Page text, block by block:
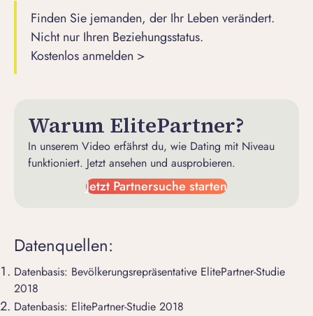
Finden Sie jemanden, der Ihr Leben verändert.
Nicht nur Ihren Beziehungsstatus.
Kostenlos anmelden >
Warum ElitePartner?
In unserem Video erfährst du, wie Dating mit Niveau
funktioniert. Jetzt ansehen und ausprobieren.
Jetzt Partnersuche starten
Datenquellen:
Datenbasis: Bevölkerungsrepräsentative ElitePartner-Studie
2018
Datenbasis: ElitePartner-Studie 2018